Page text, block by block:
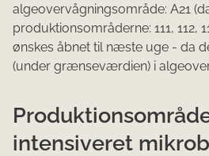
algeovervågningsområde: A21
produktionsområderne: 111, 112,
ønskes åbnet til næste uge - da
(under grænseværdien) i
intensiveret